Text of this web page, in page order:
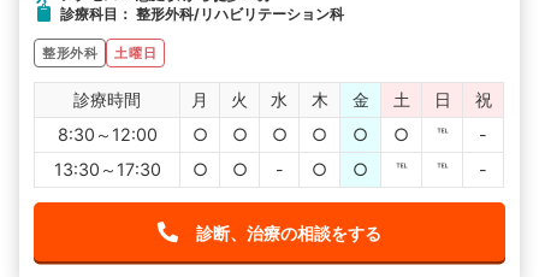
診療科目： 整形外科/リハビリテーション科
整形外科 土曜日
診療時間 月 火 水 木 金 土 日
祝
8:30～12:00
○ ○ ○ ○ ○ ○ ℡
-
13:30～17:30
○ ○ - ○ ○ ℡ ℡ -
診断、治療の相談をする